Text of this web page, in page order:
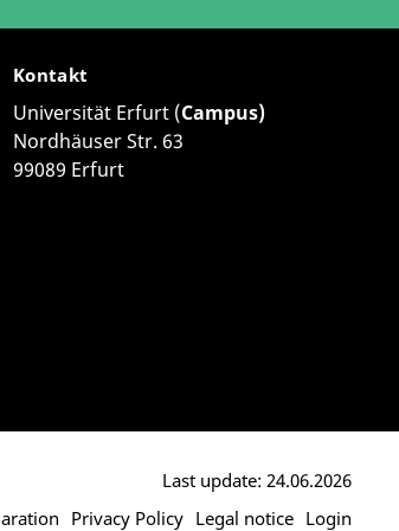
Kontakt
Universität Erfurt (Campus)
Nordhäuser Str. 63
99089 Erfurt
Privacy Policy Legal notice Login
Last update: 24.06.2026